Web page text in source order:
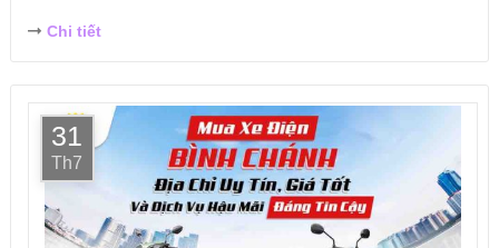
Chi tiết
31
Th7